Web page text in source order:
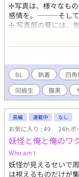
✢写真は、様々なも
感情を。―――そして
✢ 写真部の葵には、
も分け隔てなく接し
んて大それたことは
りを続けながら見て
………そのときまで
現実。 それに心が砕
て―――。腹黒生徒会
人公の四角関係。主
BL 執着 四
同級生
腹黒
長編 連載中 なし
お気に入り : 49 24h.ポ
妖怪と俺と俺のワ
Who am I
妖怪が見えるせいで
は視えるものだけが